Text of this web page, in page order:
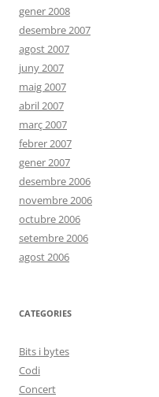
gener 2008
desembre 2007
agost 2007
juny 2007
maig 2007
abril 2007
març 2007
febrer 2007
gener 2007
desembre 2006
novembre 2006
octubre 2006
setembre 2006
agost 2006
CATEGORIES
Bits i bytes
Codi
Concert